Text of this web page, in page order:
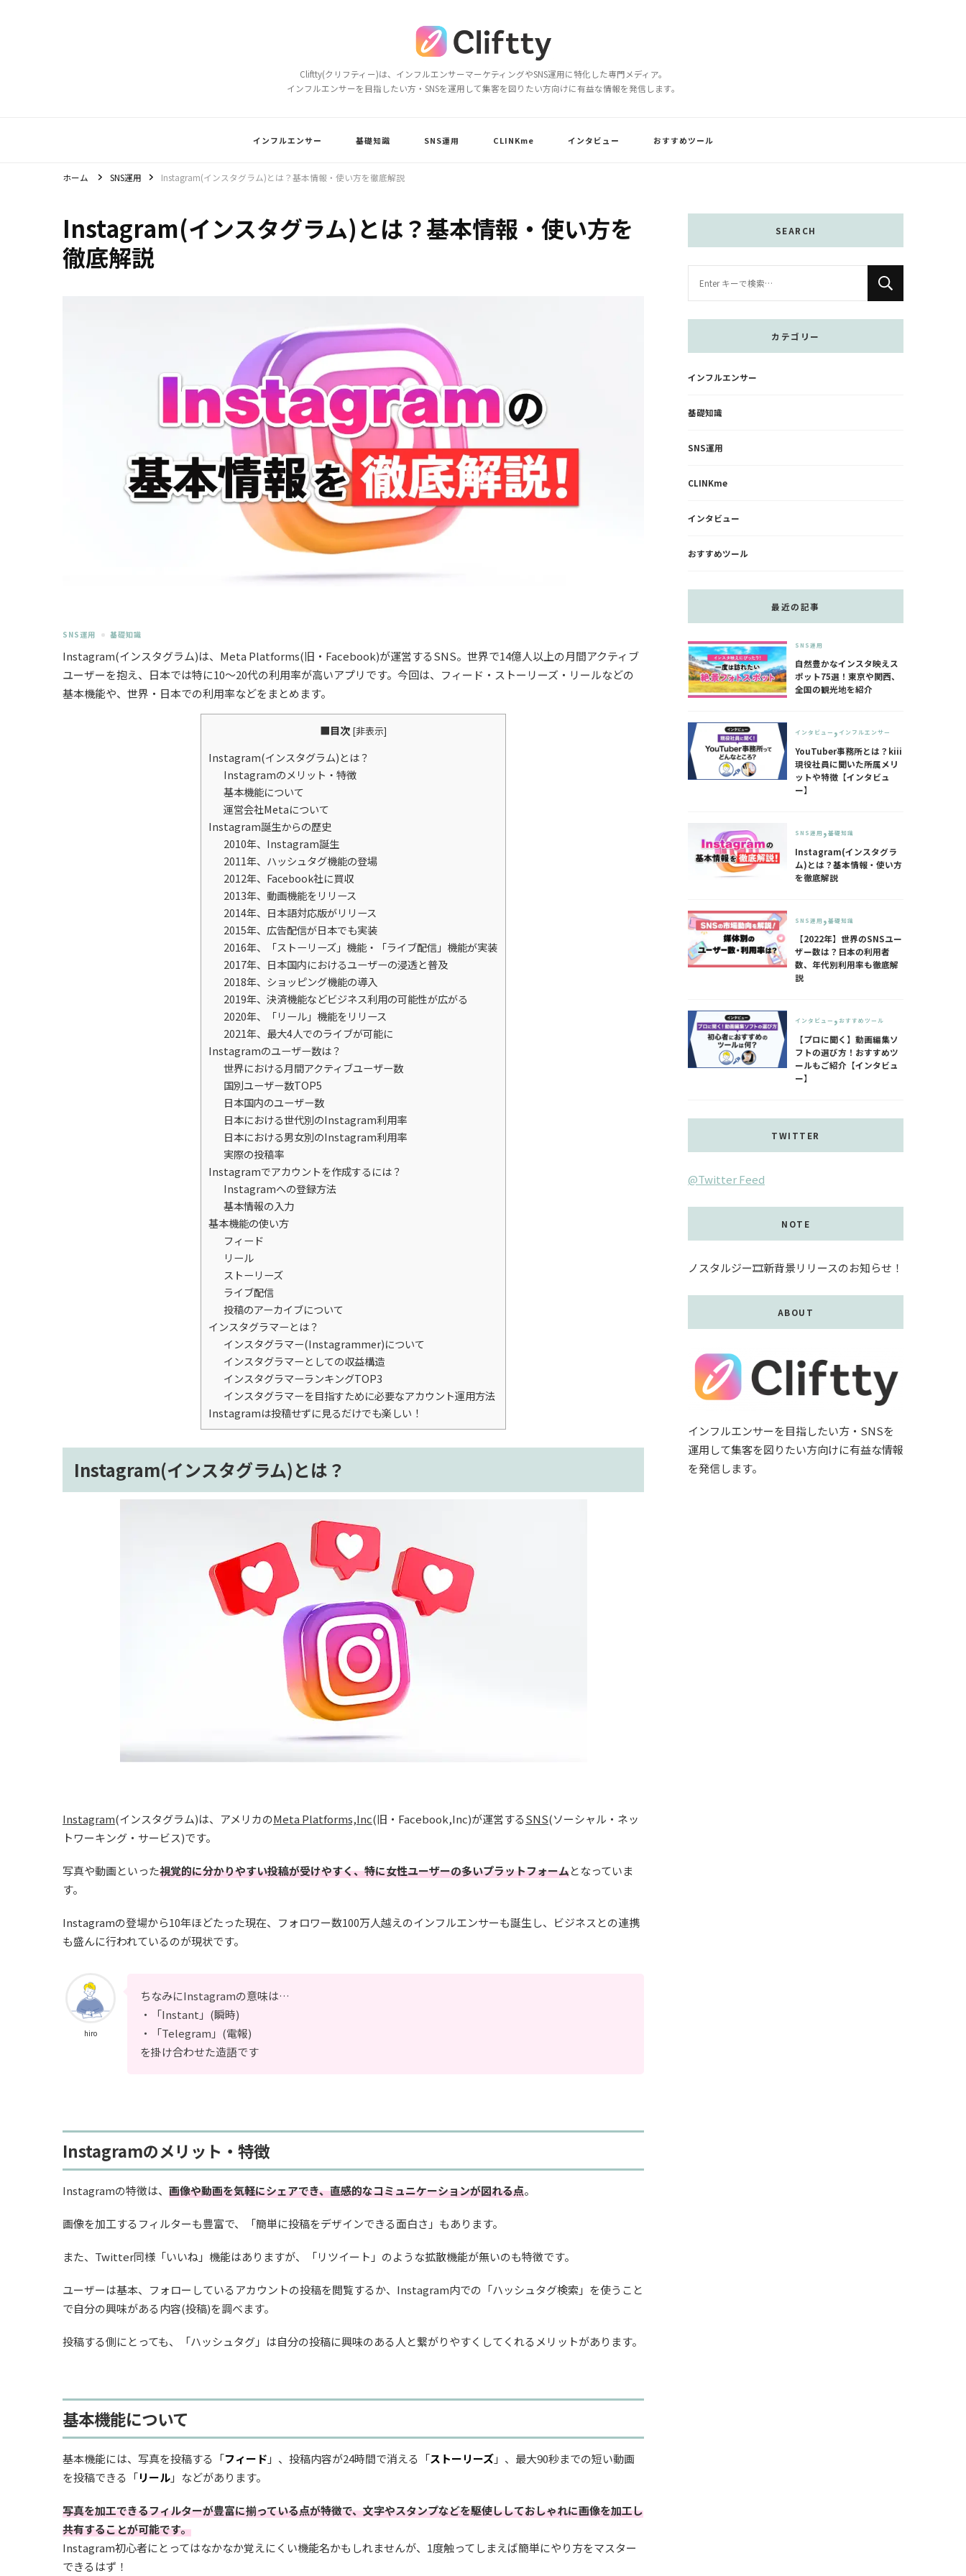
Cliftty(クリフティー)は、インフルエンサーマーケティングやSNS運用に特化した専門メディア。
インフルエンサーを目指したい方・SNSを運用して集客を図りたい方向けに有益な情報を発信します。
インフルエンサー 基礎知識 SNS運用 CLINKme インタビュー おすすめツール
ホーム SNS運用 Instagram(インスタグラム)とは？基本情報・使い方を徹底解説
Instagram(インスタグラム)とは？基本情報・使い方を
徹底解説
SNS運用 基礎知識
Instagram(インスタグラム)は、Meta Platforms(旧・Facebook)が運営するSNS。世界で14億人以上の月間アクティブ
ユーザーを抱え、日本では特に10～20代の利用率が高いアプリです。今回は、フィード・ストーリーズ・リールなどの
基本機能や、世界・日本での利用率などをまとめます。
■目次 [非表示]
Instagram(インスタグラム)とは？
Instagramのメリット・特徴
基本機能について
運営会社Metaについて
Instagram誕生からの歴史
2010年、Instagram誕生
2011年、ハッシュタグ機能の登場
2012年、Facebook社に買収
2013年、動画機能をリリース
2014年、日本語対応版がリリース
2015年、広告配信が日本でも実装
2016年、「ストーリーズ」機能・「ライブ配信」機能が実装
2017年、日本国内におけるユーザーの浸透と普及
2018年、ショッピング機能の導入
2019年、決済機能などビジネス利用の可能性が広がる
2020年、「リール」機能をリリース
2021年、最大4人でのライブが可能に
Instagramのユーザー数は？
世界における月間アクティブユーザー数
国別ユーザー数TOP5
日本国内のユーザー数
日本における世代別のInstagram利用率
日本における男女別のInstagram利用率
実際の投稿率
Instagramでアカウントを作成するには？
Instagramへの登録方法
基本情報の入力
基本機能の使い方
フィード
リール
ストーリーズ
ライブ配信
投稿のアーカイブについて
インスタグラマーとは？
インスタグラマー(Instagrammer)について
インスタグラマーとしての収益構造
インスタグラマーランキングTOP3
インスタグラマーを目指すために必要なアカウント運用方法
Instagramは投稿せずに見るだけでも楽しい！
Instagram(インスタグラム)とは？
Instagram(インスタグラム)は、アメリカのMeta Platforms,Inc(旧・Facebook,Inc)が運営するSNS(ソーシャル・ネッ
トワーキング・サービス)です。
写真や動画といった視覚的に分かりやすい投稿が受けやすく、特に女性ユーザーの多いプラットフォームとなっていま
す。
Instagramの登場から10年ほどたった現在、フォロワー数100万人越えのインフルエンサーも誕生し、ビジネスとの連携
も盛んに行われているのが現状です。
hiro
ちなみにInstagramの意味は…
・「Instant」(瞬時)
・「Telegram」(電報)
を掛け合わせた造語です
Instagramのメリット・特徴
Instagramの特徴は、 画像や動画を気軽にシェアでき、直感的なコミュニケーションが図れる点。
画像を加工するフィルターも豊富で、「簡単に投稿をデザインできる面白さ」もあります。
また、Twitter同様「いいね」機能はありますが、「リツイート」のような拡散機能が無いのも特徴です。
ユーザーは基本、フォローしているアカウントの投稿を閲覧するか、Instagram内での「ハッシュタグ検索」を使うこと
で自分の興味がある内容(投稿)を調べます。
投稿する側にとっても、「ハッシュタグ」は自分の投稿に興味のある人と繋がりやすくしてくれるメリットがあります。
基本機能について
基本機能には、写真を投稿する「フィード 」、投稿内容が24時間で消える「ストーリーズ」、最大90秒までの短い動画
を投稿できる「リール」などがあります。
写真を加工できるフィルターが豊富に揃っている点が特徴で、文字やスタンプなどを駆使ししておしゃれに画像を加工し
共有することが可能です。
Instagram初心者にとってはなかなか覚えにくい機能名かもしれませんが、1度触ってしまえば簡単にやり方をマスター
できるはず！
SEARCH
で
?
カテゴリー
インフルエンサー
基礎知識
SNS運用
CLINKme
インタビュー
おすすめツール
最近の記事
SNS運用
自然豊かなインスタ映えス
ポット75選！東京や関西、
全国の観光地を紹介
インタビュー インフルエンサー
YouTuber事務所とは？kiii
現役社員に聞いた所属メリ
ットや特徴【インタビュ
ー】
SNS運用 基礎知識
Instagram(インスタグラ
ム)とは？基本情報・使い方
を徹底解説
SNS運用 基礎知識
【2022年】世界のSNSユー
ザー数は？日本の利用者
数、年代別利用率も徹底解
説
インタビュー おすすめツール
【プロに聞く】動画編集ソ
フトの選び方！おすすめツ
ールもご紹介【インタビュ
ー】
TWITTER
@Twitter Feed
NOTE
ノスタルジー🎞️新背景リリースのお知らせ！
ABOUT
インフルエンサーを目指したい方・SNSを
運用して集客を図りたい方向けに有益な情報
を発信します。